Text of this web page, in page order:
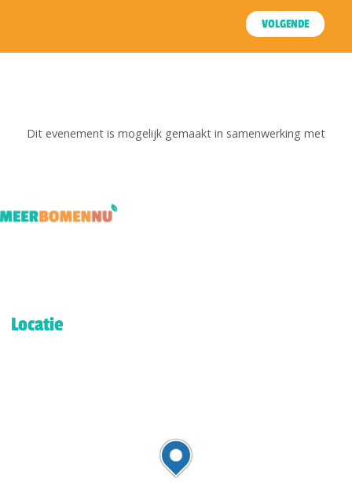
VOLGENDE
Dit evenement is mogelijk gemaakt in samenwerking met
Locatie